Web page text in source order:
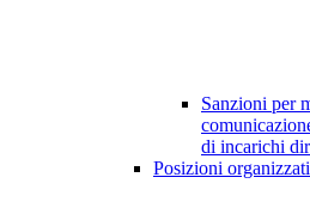
Sanzioni per
di incarichi
Posizioni